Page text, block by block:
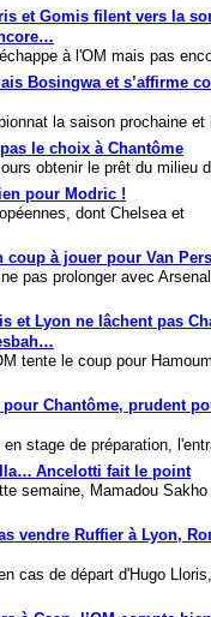
et Gomis filent vers la
à l'OM mais pas
Bosingwa et s’affirme
la saison prochaine et
le choix à Chantôme
obtenir le prêt du milieu
pour Modric !
dont Chelsea et
coup à jouer pour Van
pas prolonger avec
et Lyon ne lâchent pas
tente le coup pour
pour Chantôme, prudent
stage de préparation,
Ancelotti fait le point
semaine, Mamadou
vendre Ruffier à Lyon,
cas de départ d'Hugo Lloris,